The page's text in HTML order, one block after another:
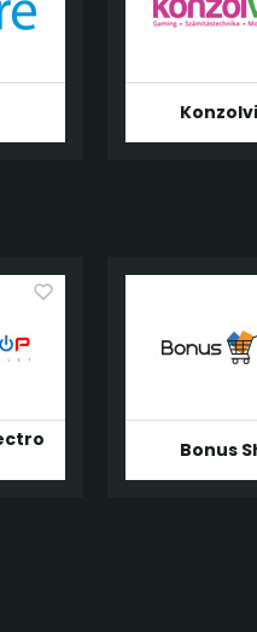
Bonus